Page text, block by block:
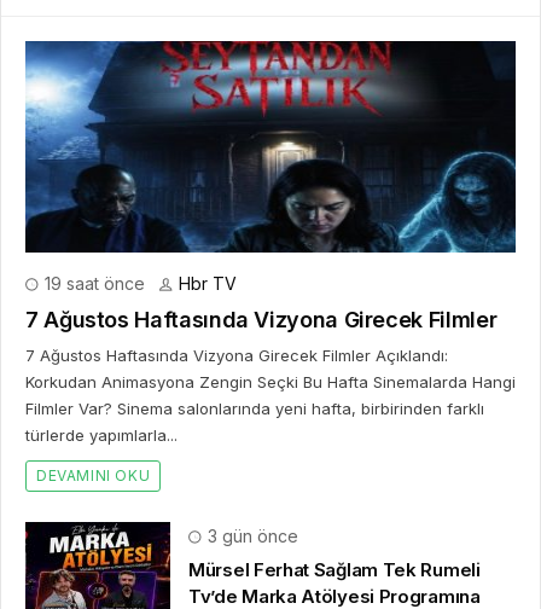
19 saat önce Hbr TV
7 Ağustos Haftasında Vizyona Girecek Filmler
7 Ağustos Haftasında Vizyona Girecek Filmler Açıklandı:
Korkudan Animasyona Zengin Seçki Bu Hafta Sinemalarda Hangi
Filmler Var? Sinema salonlarında yeni hafta, birbirinden farklı
türlerde yapımlarla...
DEVAMINI OKU
3 gün önce
Mürsel Ferhat Sağlam Tek Rumeli
Tv’de Marka Atölyesi Programına